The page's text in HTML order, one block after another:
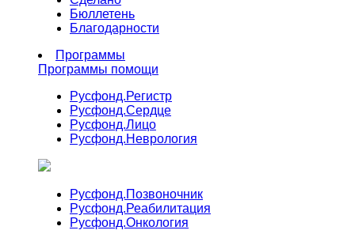
Бюллетень
Благодарности
Программы
Программы помощи
Русфонд.Регистр
Русфонд.Сердце
Русфонд.Лицо
Русфонд.Неврология
Русфонд.Позвоночник
Русфонд.Реабилитация
Русфонд.Онкология